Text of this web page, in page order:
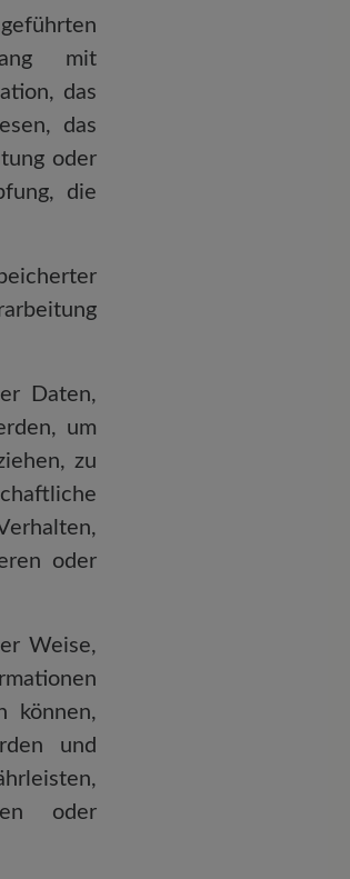
mit
das
das
oder
die
Daten,
um
zu
oder
Weise,
können,
und
oder